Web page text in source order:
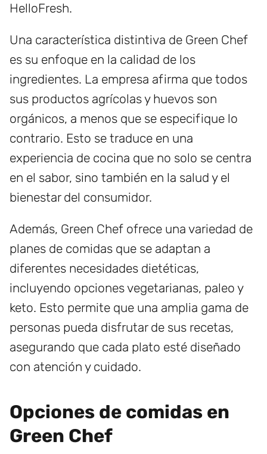
HelloFresh.
Una característica distintiva de Green Chef
es su enfoque en la calidad de los
ingredientes. La empresa afirma que todos
sus productos agrícolas y huevos son
orgánicos, a menos que se especifique lo
contrario. Esto se traduce en una
experiencia de cocina que no solo se centra
en el sabor, sino también en la salud y el
bienestar del consumidor.
Además, Green Chef ofrece una variedad de
planes de comidas que se adaptan a
diferentes necesidades dietéticas,
incluyendo opciones vegetarianas, paleo y
keto. Esto permite que una amplia gama de
personas pueda disfrutar de sus recetas,
asegurando que cada plato esté diseñado
con atención y cuidado.
Opciones de comidas en
Green Chef